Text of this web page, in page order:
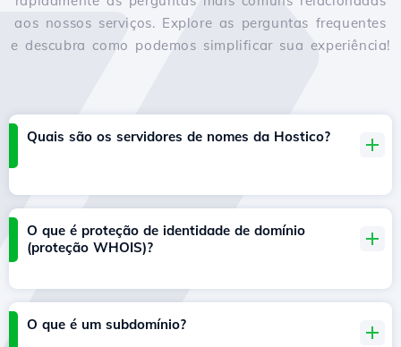
aos nossos serviços. Explore as perguntas frequentes
e descubra como podemos simplificar sua experiência!
Quais são os servidores de nomes da Hostico?
O que é proteção de identidade de domínio
(proteção WHOIS)?
O que é um subdomínio?